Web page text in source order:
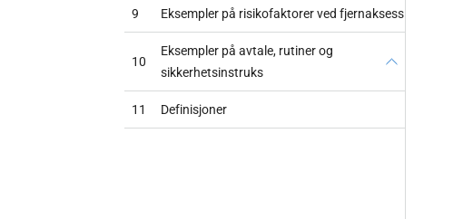
9 Eksempler på risikofaktorer ved fjernaksess
10
Eksempler på avtale, rutiner og
sikkerhetsinstruks
11 Definisjoner